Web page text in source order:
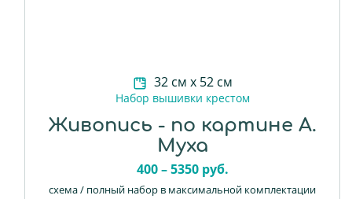
32 см х 52 см
Набор вышивки крестом
Живопись - по картине А.
Муха
400 – 5350 руб.
схема / полный набор в максимальной комплектации